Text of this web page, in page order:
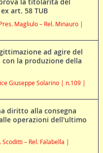
art. 58 TUB
Magliulo – Rel. Minauro |
ad agire del
la produzione della
Giuseppe Solarino | n.109 |
diritto alla consegna
operazioni dell'ultimo
– Rel. Falabella |